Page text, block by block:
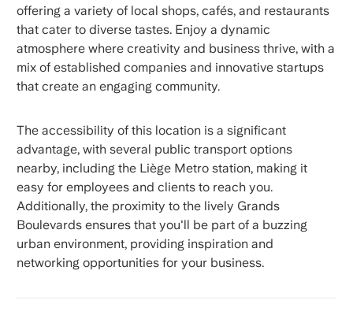
offering a variety of local shops, cafés, and restaurants
that cater to diverse tastes. Enjoy a dynamic
atmosphere where creativity and business thrive, with a
mix of established companies and innovative startups
that create an engaging community.
The accessibility of this location is a significant
advantage, with several public transport options
nearby, including the Liège Metro station, making it
easy for employees and clients to reach you.
Additionally, the proximity to the lively Grands
Boulevards ensures that you'll be part of a buzzing
urban environment, providing inspiration and
networking opportunities for your business.